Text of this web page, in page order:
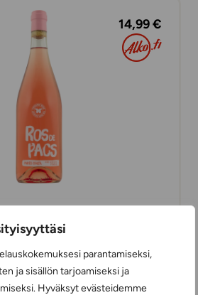
parantamiseksi,
ja sisällön tarjoamiseksi ja
Hyväksyt evästeidemme
14,99 €
ROSÉ WINES